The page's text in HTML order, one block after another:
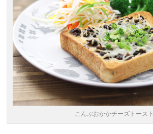
こんぶおかかチーズトースト